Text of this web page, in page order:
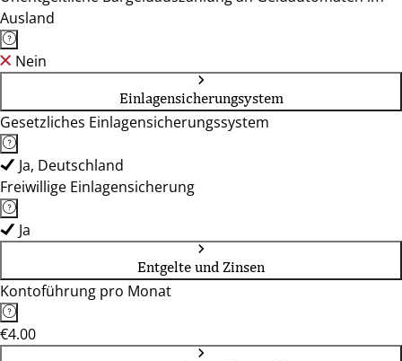
Ausland
Nein
Einlagensicherungsystem
Gesetzliches Einlagensicherungssystem
Ja, Deutschland
Freiwillige Einlagensicherung
Ja
Entgelte und Zinsen
Kontoführung pro Monat
€4.00